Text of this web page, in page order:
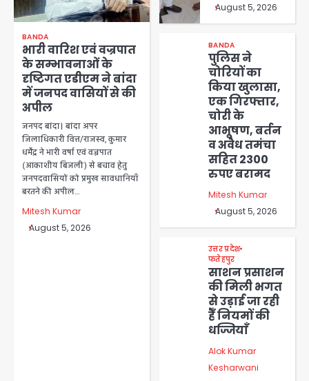
BANDA
भारी वारिश एवं वज्रपात
के सम्भावनाओं के
दृष्टिगत एडीएम ने बांदा
में जनपद वासियों से की
अपील
जनपद बांदा। बांदा अपर
जिलाधिकारी वित्त/राजस्व, कुमार
धर्मेंद्र ने भारी वर्षा एवं वज्रपात
(आकाशीय बिजली) से बचाव हेतु
जनपदवासियों को प्रमुख सावधानियाँ
बरतने की अपील…
Mitesh Kumar
August 5, 2026
August 5, 2026
BANDA
पुलिस ने
चोरियों का
किया खुलासा,
एक गिरफ्तार,
चोरी के
आभूषण, बर्तन
व अवैध तमंचा
सहित 2300
रुपए बरामद
Mitesh Kumar
August 5, 2026
उत्तर प्रदेश
फतेहपुर
साशन प्रसाशन
की मिली भगत
से उड़ाई जा रही
हैँ नियमों की
धज्जियाँ
Alok Kumar
Kesharwani